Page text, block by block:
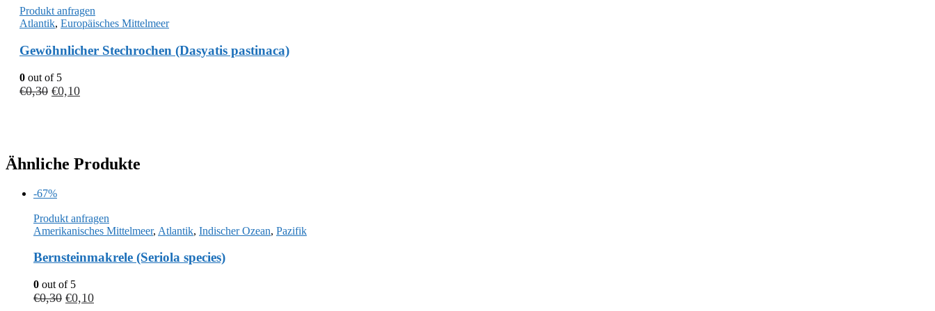
Produkt anfragen
Atlantik, Europäisches Mittelmeer
Gewöhnlicher Stechrochen (Dasyatis pastinaca)
0 out of 5
€0,30 €0,10
Ähnliche Produkte
-67%
Produkt anfragen
Amerikanisches Mittelmeer, Atlantik, Indischer Ozean, Pazifik
Bernsteinmakrele (Seriola species)
0 out of 5
€0,30 €0,10